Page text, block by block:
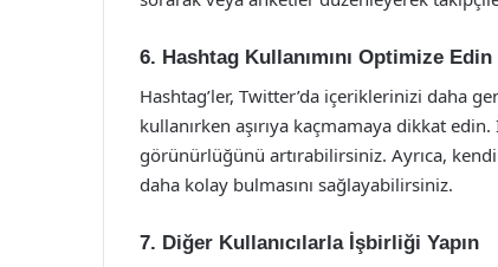
6. Hashtag Kullanımını Optimize Edin
Hashtag’ler, Twitter’da içeriklerinizi daha
kullanırken aşırıya kaçmamaya dikkat
görünürlüğünü artırabilirsiniz. Ayrıca,
daha kolay bulmasını sağlayabilirsiniz.
7. Diğer Kullanıcılarla İşbirliği Yapın